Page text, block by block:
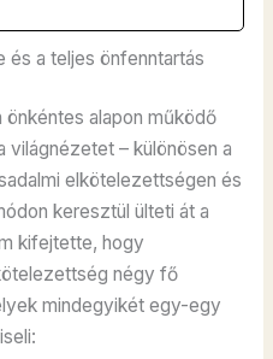
és a teljes önfenntartás
alapon működő
világnézetet – különösen a
elkötelezettségen és
keresztül ülteti át a
kifejtette, hogy
négy fő
mindegyikét egy-egy